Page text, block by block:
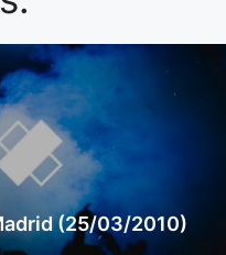
(25/03/2010)